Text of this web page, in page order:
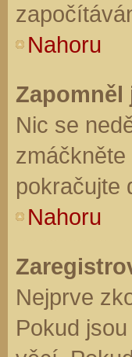
Nahoru
Zapomněl
Nic se
pokračujte
Nahoru
Nejprve
Pokud